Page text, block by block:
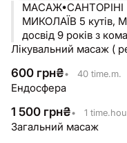
МИКОЛАЇВ 5 кутів,
досвід 9 років з
без целюліту,без
Лікувальний масаж (
600 грн₴• 40 time.m.
Ендосфера
1 500 грн₴• 1
Загальний масаж